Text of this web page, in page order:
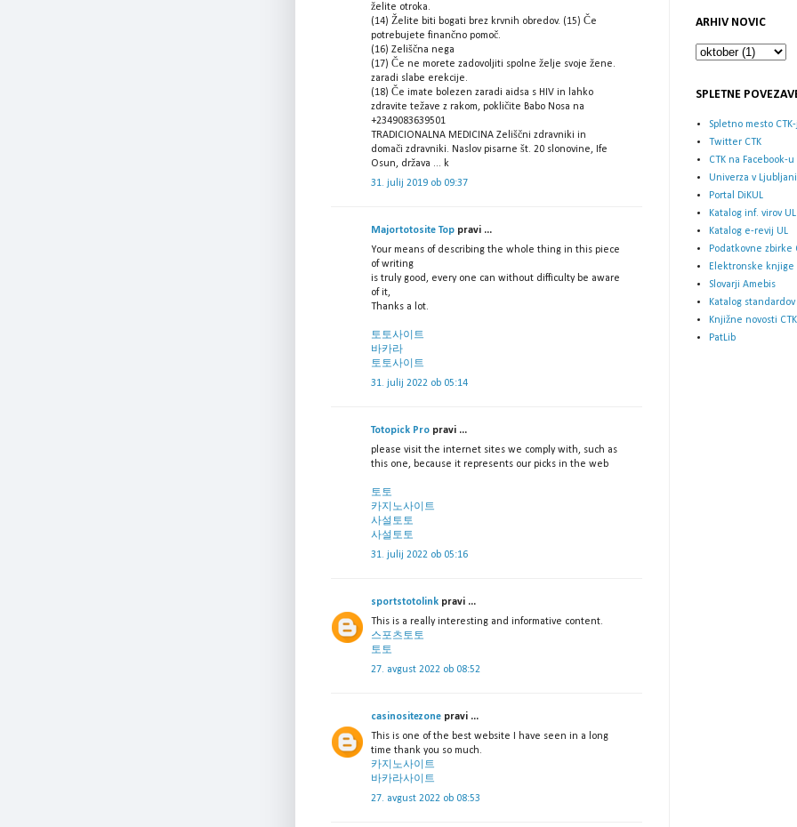
želite otroka.
(14) Želite biti bogati brez krvnih obredov. (15) Če
potrebujete finančno pomoč.
(16) Zeliščna nega
(17) Če ne morete zadovoljiti spolne želje svoje žene.
zaradi slabe erekcije.
(18) Če imate bolezen zaradi aidsa s HIV in lahko
zdravite težave z rakom, pokličite Babo Nosa na
+2349083639501
TRADICIONALNA MEDICINA Zeliščni zdravniki in
domači zdravniki. Naslov pisarne št. 20 slonovine, Ife
Osun, država ... k
31. julij 2019 ob 09:37
Majortotosite Top pravi ...
Your means of describing the whole thing in this piece
of writing
is truly good, every one can without difficulty be aware
of it,
Thanks a lot.
토토사이트
바카라
토토사이트
31. julij 2022 ob 05:14
Totopick Pro pravi ...
please visit the internet sites we comply with, such as
this one, because it represents our picks in the web
토토
카지노사이트
사설토토
사설토토
31. julij 2022 ob 05:16
sportstotolink pravi ...
This is a really interesting and informative content.
스포츠토토
토토
27. avgust 2022 ob 08:52
casinositezone pravi ...
This is one of the best website I have seen in a long
time thank you so much.
카지노사이트
바카라사이트
27. avgust 2022 ob 08:53
ARHIV NOVIC
SPLETNE
Spletno mesto
Twitter CTK
CTK na Facebook-u
Univerza v Ljubljani
Portal DiKUL
Katalog inf. virov UL
Katalog e-revij UL
Podatkovne zbirke
Elektronske knjige
Slovarji Amebis
Katalog standardov
Knjižne novosti
PatLib